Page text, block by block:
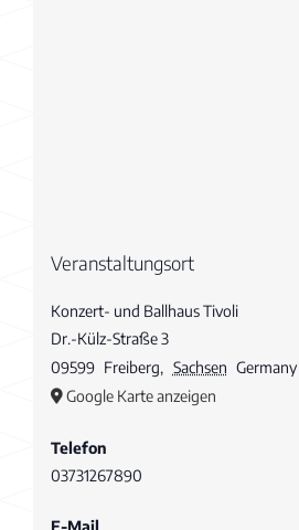
Veranstaltungsort
Konzert- und Ballhaus Tivoli
Dr.-Külz-Straße 3
09599 Freiberg, Sachsen Germany
Google Karte anzeigen
Telefon
03731267890
E-Mail